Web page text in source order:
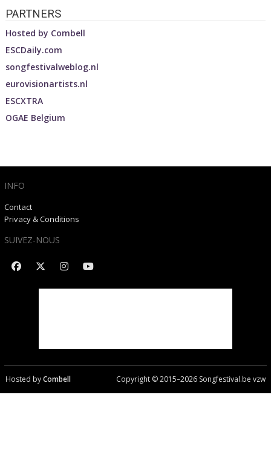
PARTNERS
Hosted by Combell
ESCDaily.com
songfestivalweblog.nl
eurovisionartists.nl
ESCXTRA
OGAE Belgium
INFO
Contact
Privacy & Conditions
SUIVEZ-NOUS
Hosted byCombell Copyright © 2015–2026Songfestival.be vzw